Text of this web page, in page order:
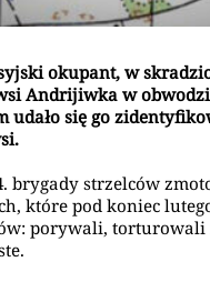
okupant, w
Andrijiwka w
udało się go
brygady strzelców
które pod koniec
porywali,